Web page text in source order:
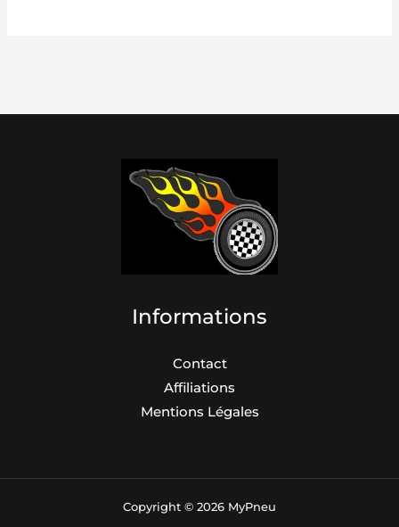
Informations
Contact
Affiliations
Mentions Légales
Copyright © 2026 MyPneu